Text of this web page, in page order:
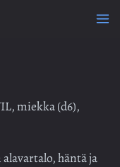
miekka (d6),
häntä ja